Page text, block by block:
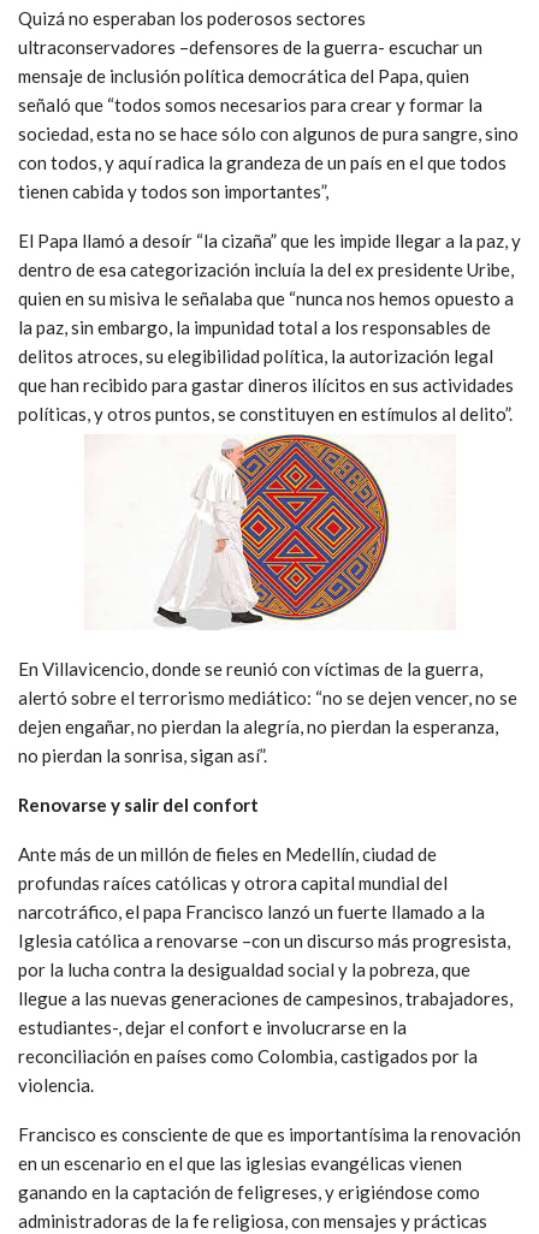
Quizá no esperaban los poderosos sectores
ultraconservadores –defensores de la guerra- escuchar un
mensaje de inclusión política democrática del Papa, quien
señaló que “todos somos necesarios para crear y formar la
sociedad, esta no se hace sólo con algunos de pura sangre, sino
con todos, y aquí radica la grandeza de un país en el que todos
tienen cabida y todos son importantes”,
El Papa llamó a desoír “la cizaña” que les impide llegar a la paz, y
dentro de esa categorización incluía la del ex presidente Uribe,
quien en su misiva le señalaba que “nunca nos hemos opuesto a
la paz, sin embargo, la impunidad total a los responsables de
delitos atroces, su elegibilidad política, la autorización legal
que han recibido para gastar dineros ilícitos en sus actividades
políticas, y otros puntos, se constituyen en estímulos al delito”.
En Villavicencio, donde se reunió con víctimas de la guerra,
alertó sobre el terrorismo mediático: “no se dejen vencer, no se
dejen engañar, no pierdan la alegría, no pierdan la esperanza,
no pierdan la sonrisa, sigan así”.
Renovarse y salir del confort
Ante más de un millón de fieles en Medellín, ciudad de
profundas raíces católicas y otrora capital mundial del
narcotráfico, el papa Francisco lanzó un fuerte llamado a la
Iglesia católica a renovarse –con un discurso más progresista,
por la lucha contra la desigualdad social y la pobreza, que
llegue a las nuevas generaciones de campesinos, trabajadores,
estudiantes-, dejar el confort e involucrarse en la
reconciliación en países como Colombia, castigados por la
violencia.
Francisco es consciente de que es importantísima la renovación
en un escenario en el que las iglesias evangélicas vienen
ganando en la captación de feligreses, y erigiéndose como
administradoras de la fe religiosa, con mensajes y prácticas